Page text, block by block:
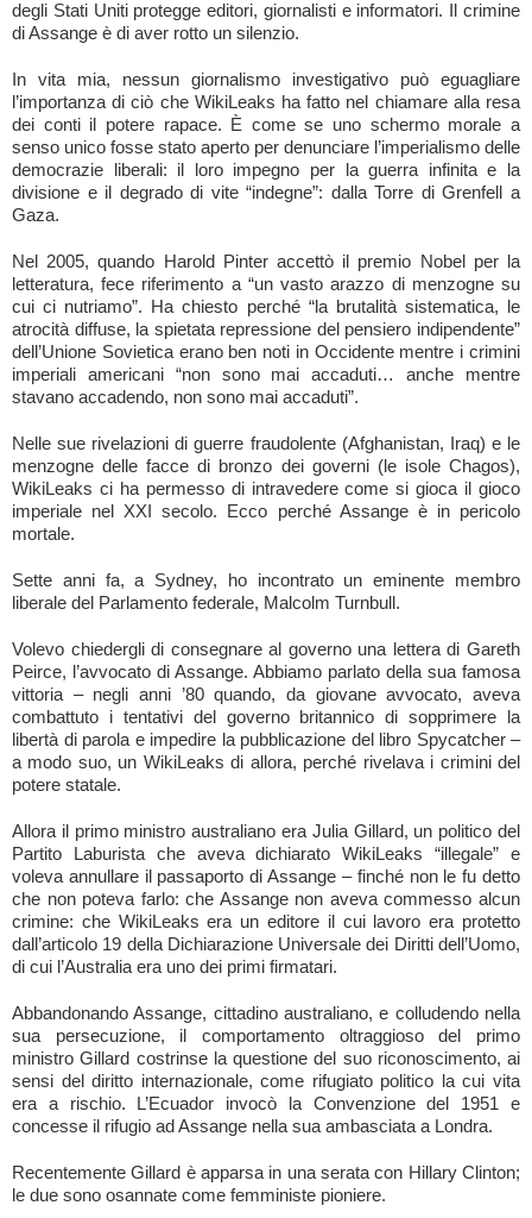
degli Stati Uniti protegge editori, giornalisti e informatori. Il crimine
di Assange è di aver rotto un silenzio.
In vita mia, nessun giornalismo investigativo può eguagliare
l’importanza di ciò che WikiLeaks ha fatto nel chiamare alla resa
dei conti il potere rapace. È come se uno schermo morale a
senso unico fosse stato aperto per denunciare l’imperialismo delle
democrazie liberali: il loro impegno per la guerra infinita e la
divisione e il degrado di vite “indegne”: dalla Torre di Grenfell a
Gaza.
Nel 2005, quando Harold Pinter accettò il premio Nobel per la
letteratura, fece riferimento a “un vasto arazzo di menzogne su
cui ci nutriamo”. Ha chiesto perché “la brutalità sistematica, le
atrocità diffuse, la spietata repressione del pensiero indipendente”
dell’Unione Sovietica erano ben noti in Occidente mentre i crimini
imperiali americani “non sono mai accaduti… anche mentre
stavano accadendo, non sono mai accaduti”.
Nelle sue rivelazioni di guerre fraudolente (Afghanistan, Iraq) e le
menzogne delle facce di bronzo dei governi (le isole Chagos),
WikiLeaks ci ha permesso di intravedere come si gioca il gioco
imperiale nel XXI secolo. Ecco perché Assange è in pericolo
mortale.
Sette anni fa, a Sydney, ho incontrato un eminente membro
liberale del Parlamento federale, Malcolm Turnbull.
Volevo chiedergli di consegnare al governo una lettera di Gareth
Peirce, l’avvocato di Assange. Abbiamo parlato della sua famosa
vittoria – negli anni ’80 quando, da giovane avvocato, aveva
combattuto i tentativi del governo britannico di sopprimere la
libertà di parola e impedire la pubblicazione del libro Spycatcher –
a modo suo, un WikiLeaks di allora, perché rivelava i crimini del
potere statale.
Allora il primo ministro australiano era Julia Gillard, un politico del
Partito Laburista che aveva dichiarato WikiLeaks “illegale” e
voleva annullare il passaporto di Assange – finché non le fu detto
che non poteva farlo: che Assange non aveva commesso alcun
crimine: che WikiLeaks era un editore il cui lavoro era protetto
dall’articolo 19 della Dichiarazione Universale dei Diritti dell’Uomo,
di cui l’Australia era uno dei primi firmatari.
Abbandonando Assange, cittadino australiano, e colludendo nella
sua persecuzione, il comportamento oltraggioso del primo
ministro Gillard costrinse la questione del suo riconoscimento, ai
sensi del diritto internazionale, come rifugiato politico la cui vita
era a rischio. L’Ecuador invocò la Convenzione del 1951 e
concesse il rifugio ad Assange nella sua ambasciata a Londra.
Recentemente Gillard è apparsa in una serata con Hillary Clinton;
le due sono osannate come femministe pioniere.